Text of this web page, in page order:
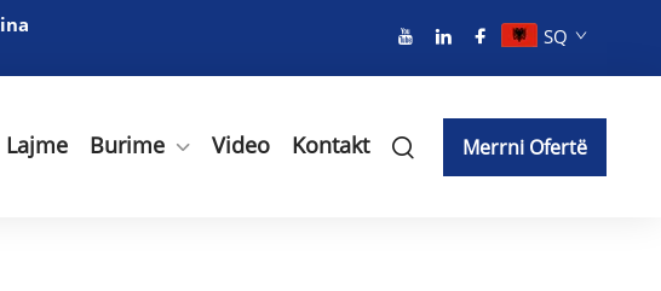
SQ
Lajme Burime Video Kontakt Merrni Ofertë